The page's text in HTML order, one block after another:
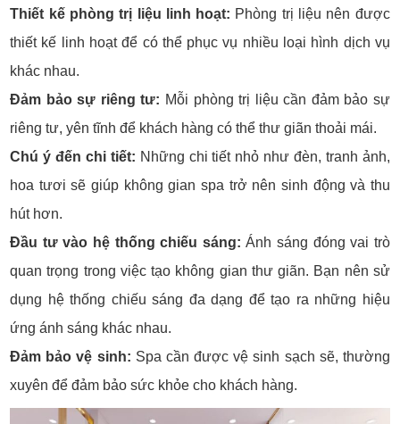
Thiết kế phòng trị liệu linh hoạt: Phòng trị liệu nên được
thiết kế linh hoạt để có thể phục vụ nhiều loại hình dịch vụ
khác nhau.
Đảm bảo sự riêng tư: Mỗi phòng trị liệu cần đảm bảo sự
riêng tư, yên tĩnh để khách hàng có thể thư giãn thoải mái.
Chú ý đến chi tiết: Những chi tiết nhỏ như đèn, tranh ảnh,
hoa tươi sẽ giúp không gian spa trở nên sinh động và thu
hút hơn.
Đầu tư vào hệ thống chiếu sáng: Ánh sáng đóng vai trò
quan trọng trong việc tạo không gian thư giãn. Bạn nên sử
dụng hệ thống chiếu sáng đa dạng để tạo ra những hiệu
ứng ánh sáng khác nhau.
Đảm bảo vệ sinh: Spa cần được vệ sinh sạch sẽ, thường
xuyên để đảm bảo sức khỏe cho khách hàng.